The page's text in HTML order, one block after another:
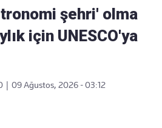
şehri' olma
için UNESCO'ya
09 Ağustos, 2026 - 03:12